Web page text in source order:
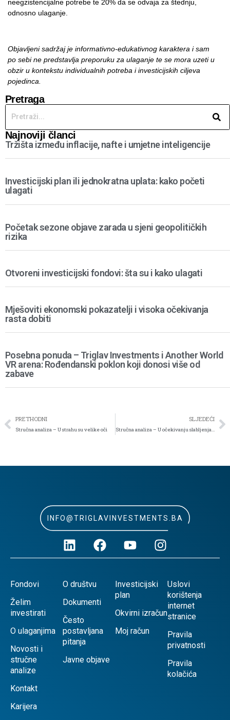
neegzistencijalne potrebe te 20% da se odvaja za štednju,
odnosno ulaganje.
Objavljeni sadržaj je informativno-edukativnog karaktera i sam
po sebi ne predstavlja preporuku za ulaganje te se mora uzeti u
obzir u kontekstu individualnih potreba i investicijskih ciljeva
pojedinca.
Pretraga
Najnoviji članci
Tržišta između inflacije, nafte i umjetne inteligencije
Investicijski plan ili jednokratna uplata: kako početi
ulagati
Početak sezone objave zarada u sjeni geopolitičkih
rizika
Otvoreni investicijski fondovi: šta su i kako ulagati
Mješoviti ekonomski pokazatelji i visoka očekivanja
rasta dobiti
Posebna ponuda – Triglav Investments i Another World
VR arena: Rođendanski poklon koji donosi više od
zabave
PRETHODNI
Stručna analiza – U strahu su velike oči
SLJEDEĆI
Stručna analiza – U očekivanju slabljenja američkog tržišta rada
INFO@TRIGLAVINVESTMENTS.BA
Fondovi
Želim
investirati
O ulaganjima
Novosti i
stručne
analize
Kontakt
Karijera
O društvu
Dokumenti
Često
postavljana
pitanja
Javne objave
Investicijski
plan
Okvirni izračun
Moj račun
Uslovi
korištenja
internet
stranice
Pravila
privatnosti
Pravila
kolačića